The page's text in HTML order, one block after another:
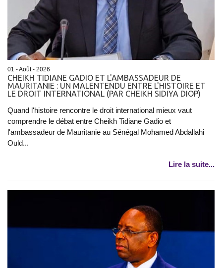
01 - Août - 2026
CHEIKH TIDIANE GADIO ET L'AMBASSADEUR DE
MAURITANIE : UN MALENTENDU ENTRE L'HISTOIRE ET
LE DROIT INTERNATIONAL (PAR CHEIKH SIDIYA DIOP)
Quand l'histoire rencontre le droit international mieux vaut
comprendre le débat entre Cheikh Tidiane Gadio et
l'ambassadeur de Mauritanie au Sénégal Mohamed Abdallahi
Ould...
Lire la suite...